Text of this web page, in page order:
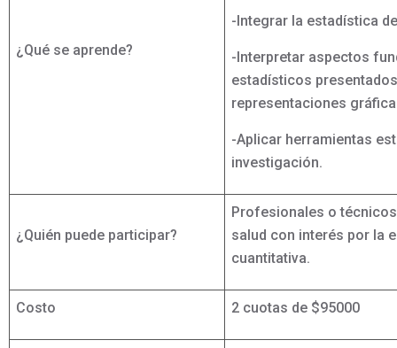
¿Qué se aprende?
-Integrar la estadística
-Interpretar aspectos
estadísticos
representaciones
-Aplicar herramientas
investigación.
¿Quién puede participar?
Profesionales o
salud con interés por la
cuantitativa.
Costo 2 cuotas de $95000